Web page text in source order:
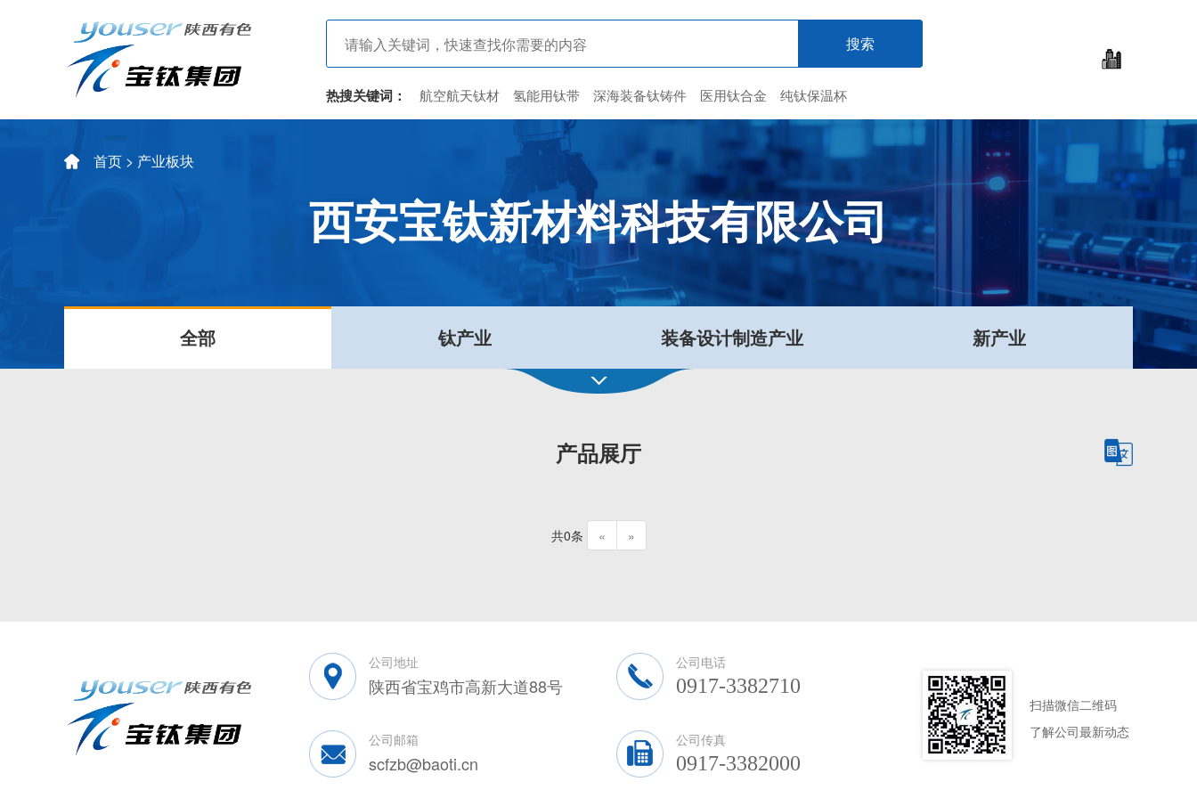
热搜关键词： 航空航天钛材 氢能用钛带 深海装备钛铸件 医用钛合金 纯钛保温杯
首页 > 产业板块
西安宝钛新材料科技有限公司
全部 钛产业 装备设计制造产业 新产业
产品展厅
共0条 « »
公司地址
陕西省宝鸡市高新大道88号
公司电话
0917-3382710
公司邮箱
scfzb@baoti.cn
公司传真
0917-3382000
扫描微信二维码
了解公司最新动态